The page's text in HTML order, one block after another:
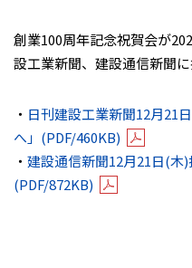
創業100周年記念祝賀会が
設工業新聞、建設通信新聞に
・ 日刊建設工業新聞12月21
へ」 (PDF/460KB)
・ 建設通信新聞12月21日(木)
(PDF/872KB)